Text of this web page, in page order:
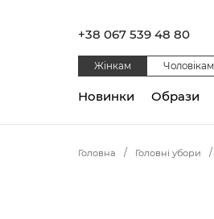
+38 067 539 48 80
Жінкам Чоловікам
Новинки Образи
Головна Головні убори